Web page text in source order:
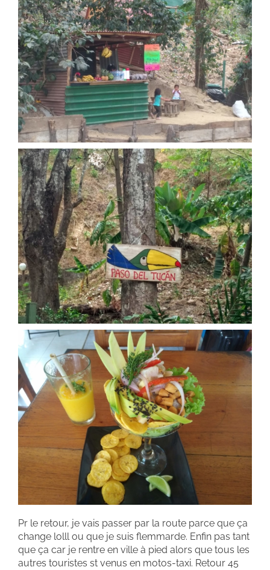
Pr le retour, je vais passer par la route parce que ça
change lolll ou que je suis flemmarde. Enfin pas tant
que ça car je rentre en ville à pied alors que tous les
autres touristes st venus en motos-taxi. Retour 45